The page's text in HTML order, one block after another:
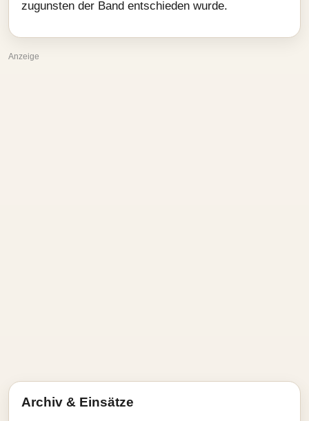
zugunsten der Band entschieden wurde.
Anzeige
Archiv & Einsätze